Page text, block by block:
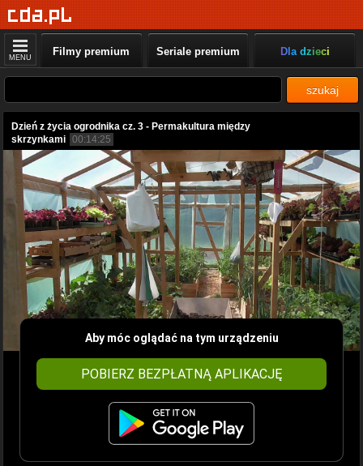
MENU Filmy premium Seriale premium Dla dzieci
szukaj
Dzień z życia ogrodnika cz. 3 - Permakultura między
skrzynkami 00:14:25
Aby móc oglądać na tym urządzeniu
POBIERZ BEZPŁATNĄ APLIKACJĘ